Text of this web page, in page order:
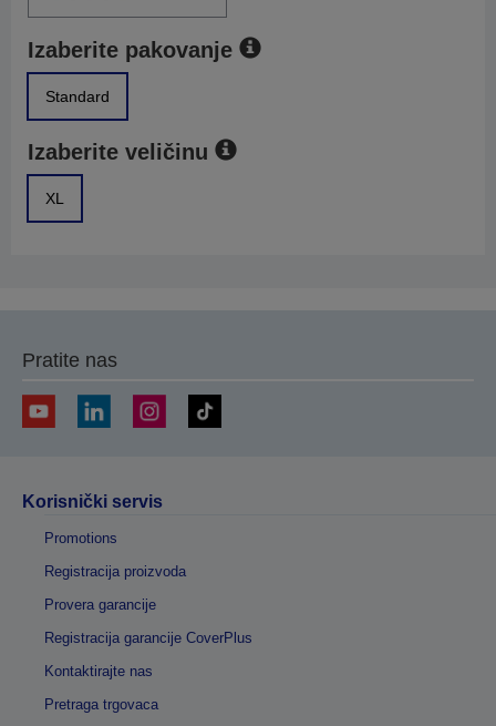
Izaberite pakovanje
Standard
Izaberite veličinu
XL
Pratite nas
Korisnički servis
Promotions
Registracija proizvoda
Provera garancije
Registracija garancije CoverPlus
Kontaktirajte nas
Pretraga trgovaca